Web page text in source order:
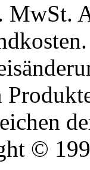
MwSt.
©